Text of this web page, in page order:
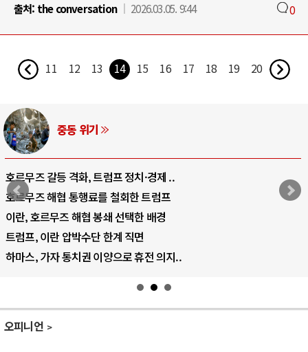
출처: the conversation 2026.03.05. 9:44 0
11 12 13 14 15 16 17 18 19 20
중동 위기
호르무즈 갈등 격화, 트럼프 정치·경제 ..
호르무즈 해협 통행료를 철회한 트럼프
이란, 호르무즈 해협 봉쇄 선택한 배경
트럼프, 이란 압박수단 한계 직면
하마스, 가자 통치권 이양으로 휴전 의지..
오피니언